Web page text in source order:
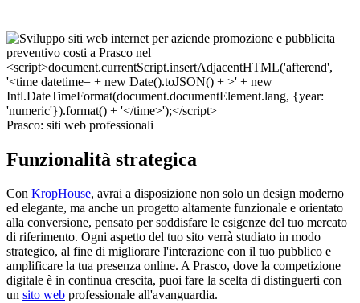
Prasco: siti web professionali
Funzionalità strategica
Con KropHouse, avrai a disposizione non solo un design moderno
ed elegante, ma anche un progetto altamente funzionale e orientato
alla conversione, pensato per soddisfare le esigenze del tuo mercato
di riferimento. Ogni aspetto del tuo sito verrà studiato in modo
strategico, al fine di migliorare l'interazione con il tuo pubblico e
amplificare la tua presenza online. A Prasco, dove la competizione
digitale è in continua crescita, puoi fare la scelta di distinguerti con
un sito web professionale all'avanguardia.